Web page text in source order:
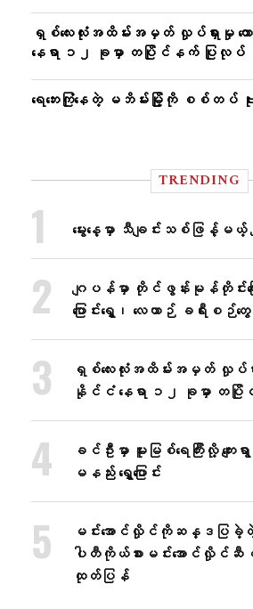
ရှစ်လေးလုံးအထိမ်းအမှတ် လှုပ်ရှားမှု တ
နေရာ ၁၂ ခုမှာ တပြိုင်နက် ပြုလုပ်
ရေဘေးကြုံနေတဲ့ မဘိမ်းမြို့ကို စစ်တပ် ဗုံ
TRENDING
မွေးနေ့မှာ သီချင်းသစ်ဖြန့်မ
ဂျပန်မှာ တိုင်ဖွန်းမုန်တိုင်းက
ပြောင်းရွှေ့၊ လေယာဉ် ခရီးစဉ်
ရှစ်လေးလုံးအထိမ်းအမှတ် လှုပ်ရှာ
နိုင်ငံ နေရာ ၁၂ ခုမှာ တပ
ခင်ဦးမှာ မူးမြစ်ရေကြီးလို့ ကျ
မနည်း ရွှေ့ပြောင်း
မင်းအောင်လှိုင်ကိုဆန္ဒပြ
ပါတီကိုယ်စားမင်းအောင်လှိုင်ဆီ
ထုတ်ပြန်